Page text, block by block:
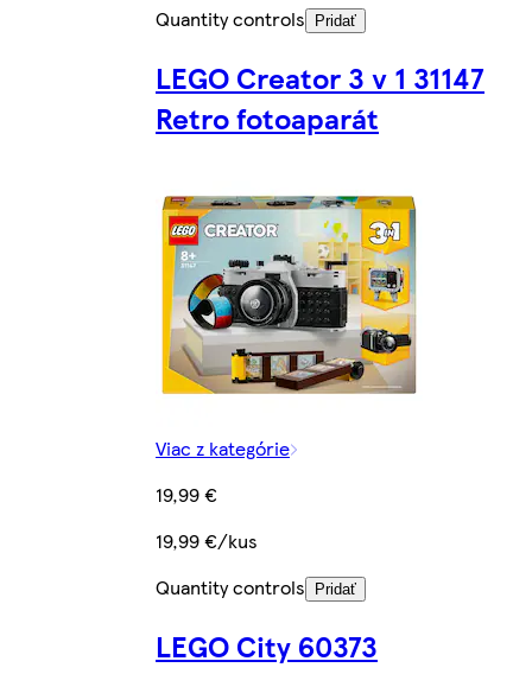
Quantity controls
Pridať
LEGO Creator 3 v 1 31147
Retro fotoaparát
Viac z kategórie
19,99 €
19,99 €/kus
Quantity controls
Pridať
LEGO City 60373